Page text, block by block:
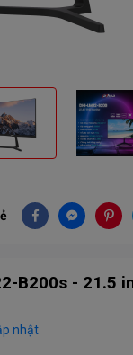
B200s - 21.5
nhật